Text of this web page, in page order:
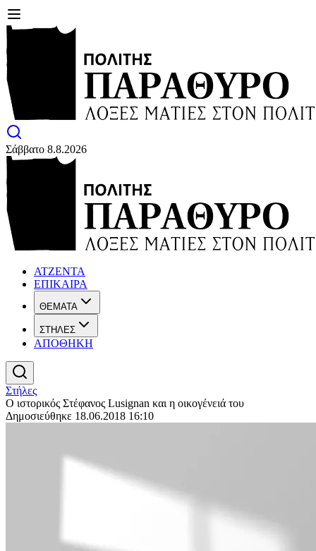
Σάββατο 8.8.2026
ΑΤΖΕΝΤΑ
ΕΠΙΚΑΙΡΑ
ΘΕΜΑΤΑ
ΣΤΗΛΕΣ
ΑΠΟΘΗΚΗ
Στήλες
Ο ιστορικός Στέφανος Lusignan και η οικογένειά του
Δημοσιεύθηκε 18.06.2018 16:10